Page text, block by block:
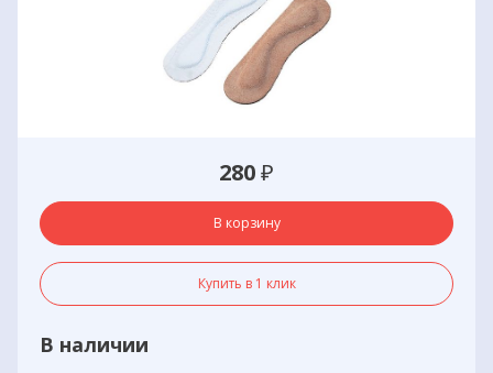
280₽
В корзину
Купить в 1 клик
В наличии